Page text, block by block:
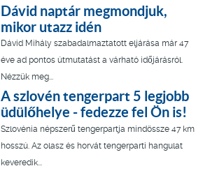
Dávid naptár megmondjuk,
mikor utazz idén
Dávid Mihály szabadalmaztatott eljárása már 47
éve ad pontos útmutatást a várható időjárásról.
Nézzük meg...
A szlovén tengerpart 5 legjobb
üdülőhelye - fedezze fel Ön is!
Szlovénia népszerű tengerpartja mindössze 47 km
hosszú. Az olasz és horvát tengerparti hangulat
keveredik...